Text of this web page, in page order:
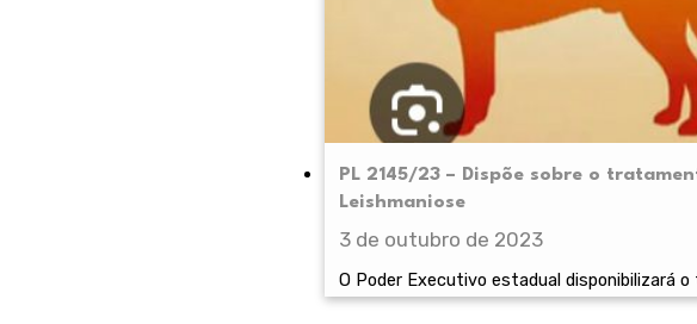
PL 2145/23 – Dispõe sobre o
Leishmaniose
3 de outubro de 2023
O Poder Executivo estadual disponibilizará